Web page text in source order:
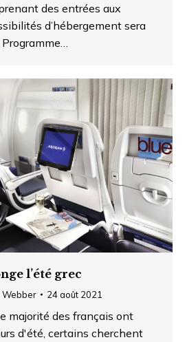
des entrées aux
d’hébergement sera
l’été grec
24 août 2021
majorité des français ont
d'été, certains cherchent